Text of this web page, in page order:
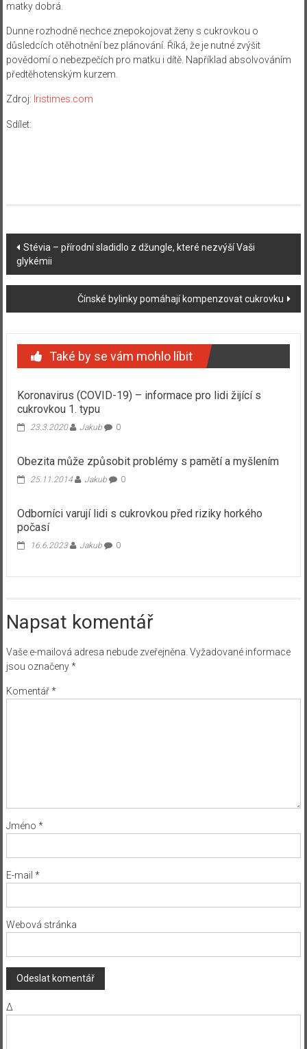
matky dobrá.
Dunne rozhodně nechce znepokojovat ženy s cukrovkou o
důsledcích otěhotnění bez plánování. Říká, že je nutné zvýšit
povědomí o nebezpečích pro matku i dítě. Například absolvováním
předtěhotenským kurzem.
Zdroj: Iristimes.com
Sdílet:
Navigace
příspěvku
Stévia – přírodní sladidlo z džungle, které nezvýší Vaši
glykémii
Čínské bylinky pomáhají kompenzovat cukrovku
Také by se vám mohlo líbit
Koronavirus (COVID-19) – informace pro lidi žijící s
cukrovkou 1. typu
23.3.2020 Jakub 0
Obezita může způsobit problémy s pamětí a myšlením
25.11.2014 Jakub 0
Odborníci varují lidi s cukrovkou před riziky horkého
počasí
16.6.2023 Jakub 0
Napsat komentář
Vaše e-mailová adresa nebude zveřejněna. Vyžadované informace
jsou označeny*
Komentář*
Jméno *
E-mail *
Webová stránka
Δ